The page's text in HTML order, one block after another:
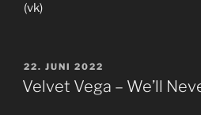
(vk)
VERÖFFENTLICHT
AM
22. JUNI 2022
Velvet Vega – We’ll